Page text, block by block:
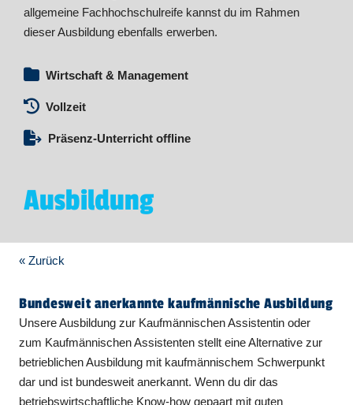
allgemeine Fachhochschulreife kannst du im Rahmen
dieser Ausbildung ebenfalls erwerben.
Wirtschaft & Management
Vollzeit
Präsenz-Unterricht offline
Ausbildung
« Zurück
Bundesweit anerkannte kaufmännische Ausbildung
Unsere Ausbildung zur Kaufmännischen Assistentin oder
zum Kaufmännischen Assistenten stellt eine Alternative zur
betrieblichen Ausbildung mit kaufmännischem Schwerpunkt
dar und ist bundesweit anerkannt. Wenn du dir das
betriebswirtschaftliche Know-how gepaart mit guten